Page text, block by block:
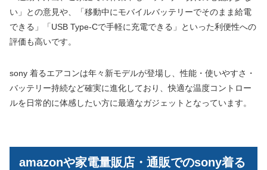
い」との意見や、「移動中にモバイルバッテリーでそのまま給電
できる」「USB Type-Cで手軽に充電できる」といった利便性への
評価も高いです。
sony 着るエアコンは年々新モデルが登場し、性能・使いやすさ・
バッテリー持続など確実に進化しており、快適な温度コントロー
ルを日常的に体感したい方に最適なガジェットとなっています。
amazonや家電量販店・通販でのsony着る